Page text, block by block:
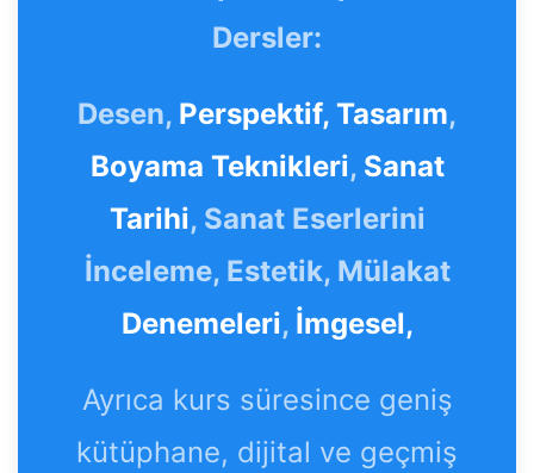
Dersler:
Desen, Perspektif, Tasarım,
Boyama Teknikleri, Sanat
Tarihi, Sanat Eserlerini
İnceleme, Estetik, Mülakat
Denemeleri, İmgesel,
Ayrıca kurs süresince geniş
kütüphane, dijital ve geçmiş